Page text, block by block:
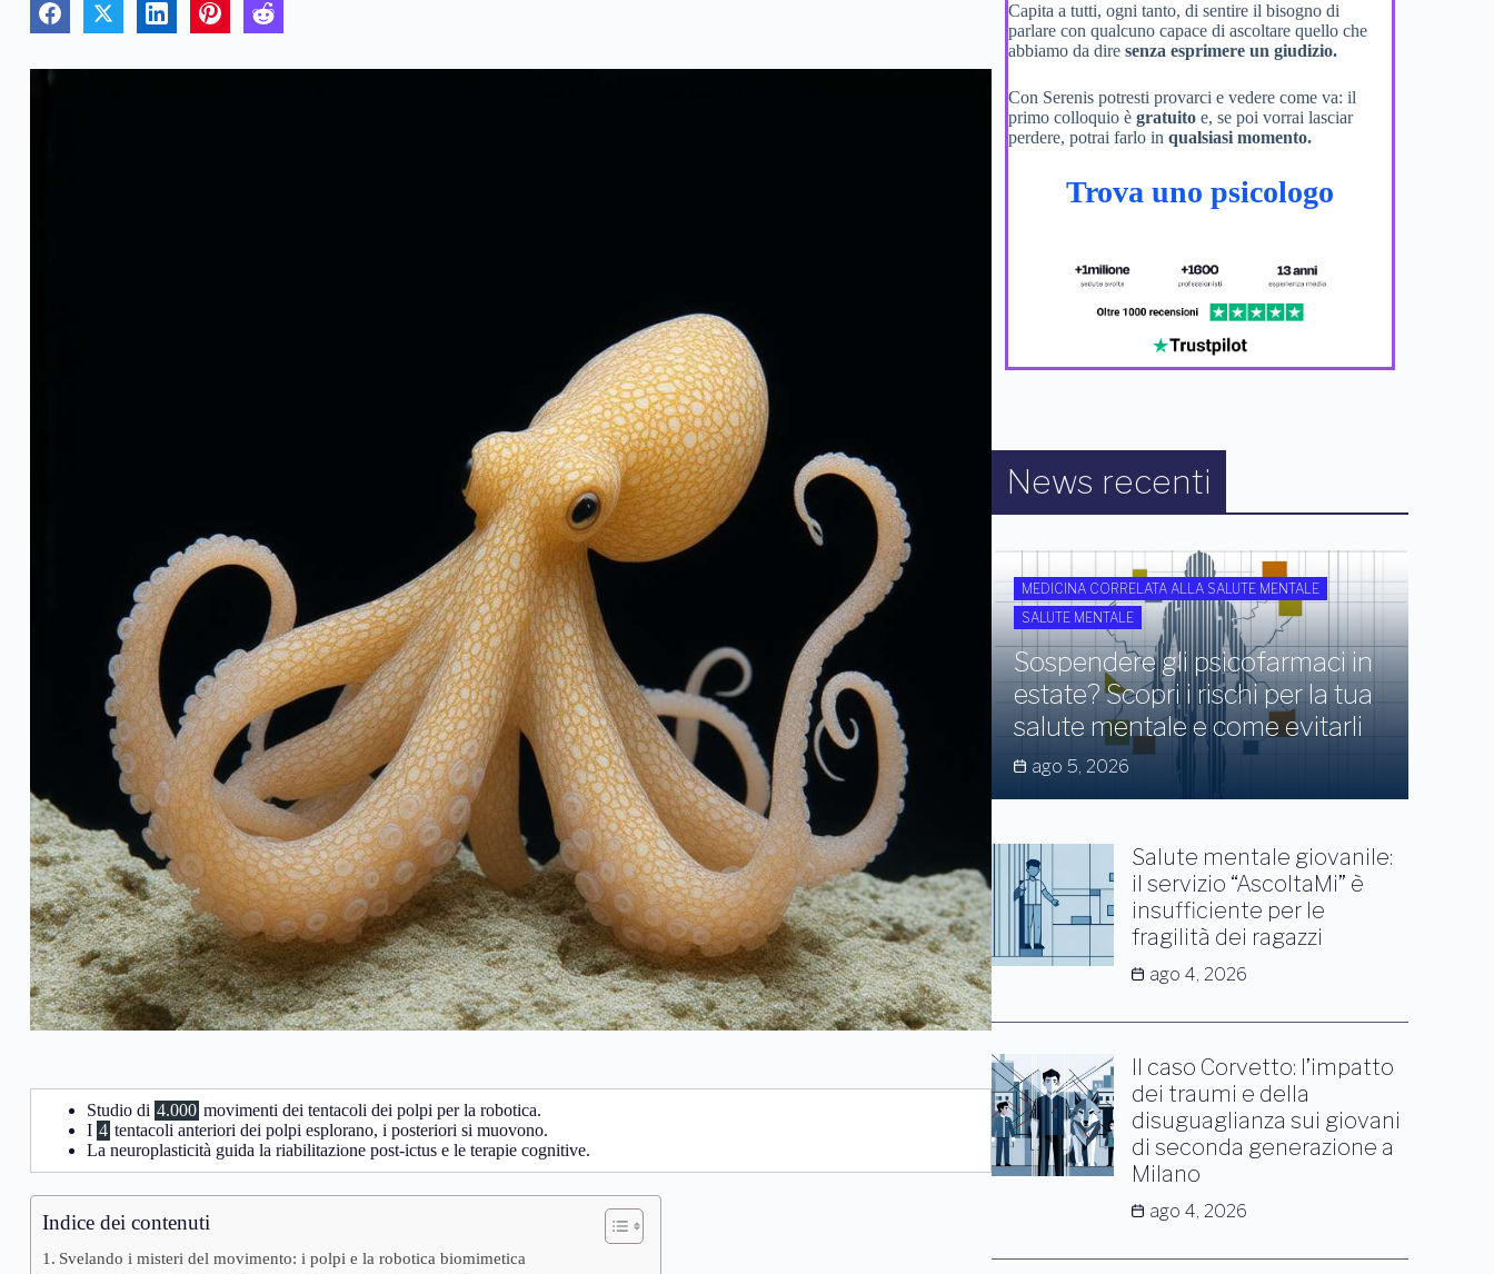
Studio di 4.000 movimenti dei tentacoli dei polpi per la robotica.
I 4 tentacoli anteriori dei polpi esplorano, i posteriori si muovono.
La neuroplasticità guida la riabilitazione post-ictus e le terapie cognitive.
Indice dei contenuti
Svelando i misteri del movimento: i polpi e la robotica biomimetica
Capita a tutti, ogni tanto, di sentire il bisogno di
parlare con qualcuno capace di ascoltare quello che
abbiamo da diresenza esprimere un giudizio.
Con Serenis potresti provarci e vedere come va: il
primo colloquio ègratuito e, se poi vorrai lasciar
perdere, potrai farlo inqualsiasi momento.
Trova uno psicologo
News recenti
MEDICINA CORRELATA ALLA SALUTE MENTALE
SALUTE MENTALE
Sospendere gli psicofarmaci in
estate? Scopri i rischi per la tua
salute mentale e come evitarli
ago 5, 2026
Salute mentale giovanile:
il servizio “AscoltaMi” è
insufficiente per le
fragilità dei ragazzi
ago 4, 2026
Il caso Corvetto: l’impatto
dei traumi e della
disuguaglianza sui giovani
di seconda generazione a
Milano
ago 4, 2026